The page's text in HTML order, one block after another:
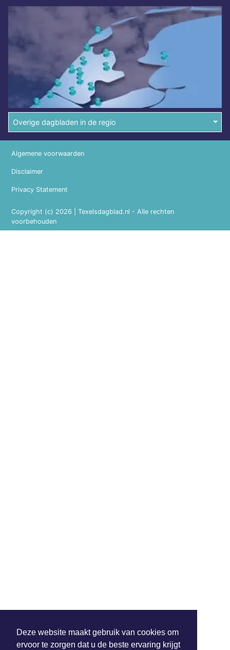
Deze website maakt gebruik van cookies om
ervoor te zorgen dat u de beste ervaring krijgt
Overige dagbladen in de regio
Copyright (c) 2026 | Texelsdagblad.nl - Alle rechten
voorbehouden
Algemene voorwaarden
Disclaimer
Privacy Statement